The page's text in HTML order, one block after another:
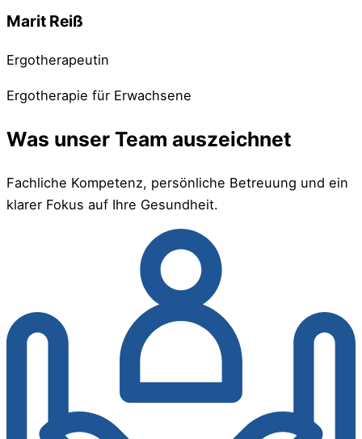
Marit Reiß
Ergotherapeutin
Ergotherapie für Erwachsene
Was unser Team auszeichnet
Fachliche Kompetenz, persönliche Betreuung und ein
klarer Fokus auf Ihre Gesundheit.